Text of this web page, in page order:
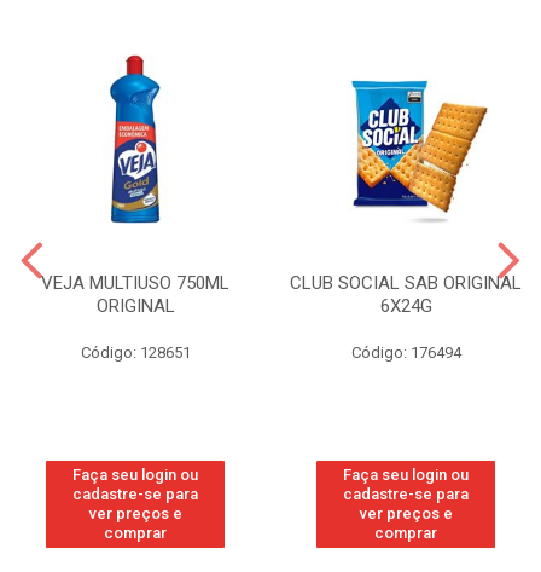
VEJA MULTIUSO 750ML
ORIGINAL
Código: 128651
Faça seu login ou
cadastre-se para
ver preços e
comprar
CLUB SOCIAL SAB ORIGINAL
6X24G
Código: 176494
Faça seu login ou
cadastre-se para
ver preços e
comprar